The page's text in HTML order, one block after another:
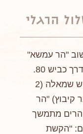
הרגלי
"הר עמשא"
אליו הגענו בנסיעה מבקעת ערד דרך כביש 80.
מצומת תל ערד 13 ק"מ פונה כביש שמאלה (2
קיבוץ) "הר
הרים מתמשך
"הקשת